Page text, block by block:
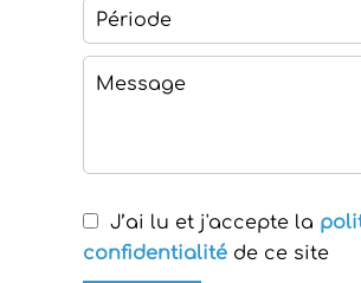
J’ai lu et j'accepte la
confidentialité de ce site